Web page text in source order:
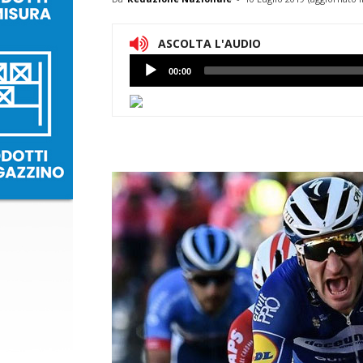
ASCOLTA L'AUDIO
Lettore
Audio
00:00